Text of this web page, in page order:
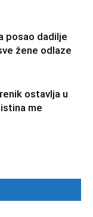
posao dadilje
žene odlaze
ostavlja u
me